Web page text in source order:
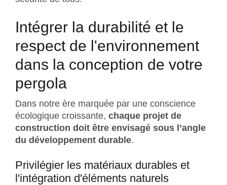
Intégrer la durabilité et le
respect de l'environnement
dans la conception de votre
pergola
Dans notre ère marquée par une conscience
écologique croissante, chaque projet de
construction doit être envisagé sous l’angle
du développement durable.
Privilégier les matériaux durables et
l'intégration d'éléments naturels